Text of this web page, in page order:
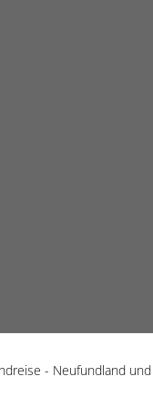
- Neufundland